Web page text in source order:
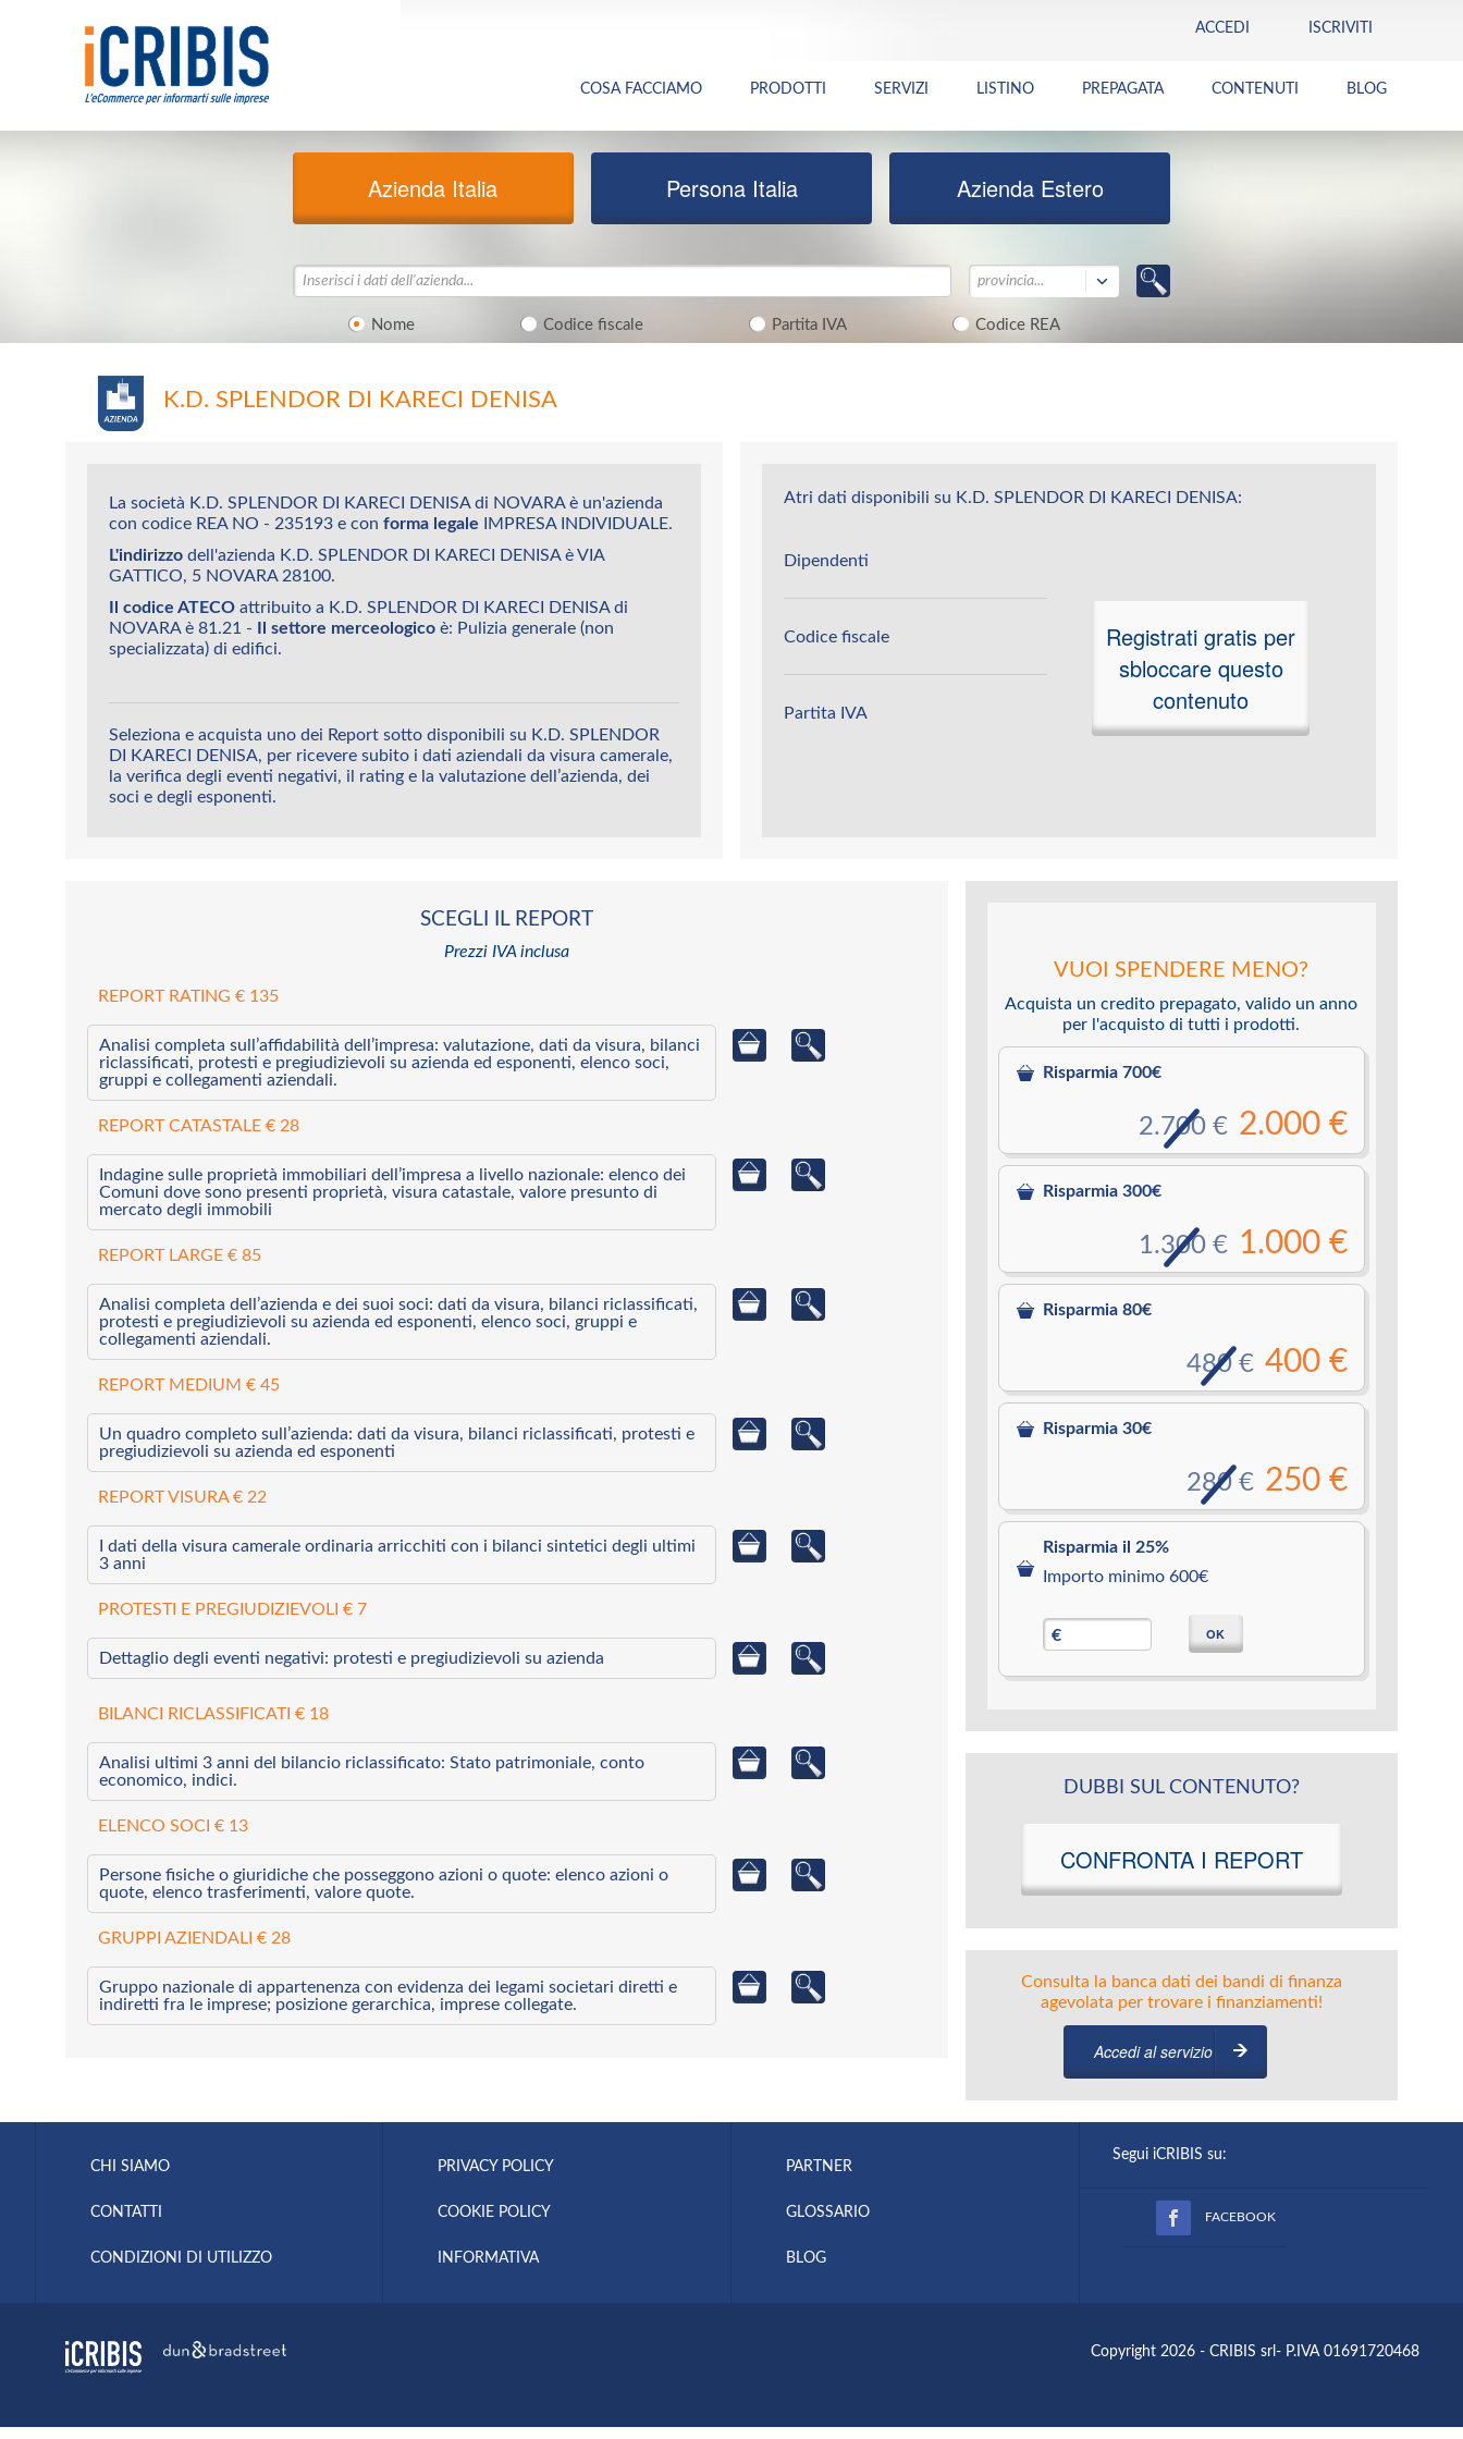
ACCEDI ISCRIVITI
COSA FACCIAMO PRODOTTI SERVIZI LISTINO PREPAGATA CONTENUTI BLOG
Azienda Italia Persona Italia Azienda Estero
Nome Codice fiscale Partita IVA Codice REA
provincia...
K.D. SPLENDOR DI KARECI DENISA
La società K.D. SPLENDOR DI KARECI DENISA di NOVARA è un'azienda
con codice REA NO - 235193 e con forma legale IMPRESA INDIVIDUALE.
L'indirizzo dell'azienda K.D. SPLENDOR DI KARECI DENISA è VIA
GATTICO, 5 NOVARA 28100.
Il codice ATECO attribuito a K.D. SPLENDOR DI KARECI DENISA di
NOVARA è 81.21 -
Il settore merceologico è: Pulizia generale (non
specializzata) di edifici.
Seleziona e acquista uno dei Report sotto disponibili su K.D. SPLENDOR
DI KARECI DENISA, per ricevere subito i dati aziendali da visura camerale,
la verifica degli eventi negativi, il rating e la valutazione dell’azienda, dei
soci e degli esponenti.
Atri dati disponibili su K.D. SPLENDOR DI KARECI DENISA:
Dipendenti
Codice fiscale
Partita IVA
Registrati gratis per
sbloccare questo
contenuto
SCEGLI IL REPORT
Prezzi IVA inclusa
REPORT RATING € 135
Analisi completa sull’affidabilità dell’impresa: valutazione, dati da visura, bilanci
riclassificati, protesti e pregiudizievoli su azienda ed esponenti, elenco soci,
gruppi e collegamenti aziendali.
REPORT CATASTALE € 28
Indagine sulle proprietà immobiliari dell’impresa a livello nazionale: elenco dei
Comuni dove sono presenti proprietà, visura catastale, valore presunto di
mercato degli immobili
REPORT LARGE € 85
Analisi completa dell’azienda e dei suoi soci: dati da visura, bilanci riclassificati,
protesti e pregiudizievoli su azienda ed esponenti, elenco soci, gruppi e
collegamenti aziendali.
REPORT MEDIUM € 45
Un quadro completo sull’azienda: dati da visura, bilanci riclassificati, protesti e
pregiudizievoli su azienda ed esponenti
REPORT VISURA € 22
I dati della visura camerale ordinaria arricchiti con i bilanci sintetici degli ultimi
3 anni
PROTESTI E PREGIUDIZIEVOLI € 7
Dettaglio degli eventi negativi: protesti e pregiudizievoli su azienda
BILANCI RICLASSIFICATI € 18
Analisi ultimi 3 anni del bilancio riclassificato: Stato patrimoniale, conto
economico, indici.
ELENCO SOCI € 13
Persone fisiche o giuridiche che posseggono azioni o quote: elenco azioni o
quote, elenco trasferimenti, valore quote.
GRUPPI AZIENDALI € 28
Gruppo nazionale di appartenenza con evidenza dei legami societari diretti e
indiretti fra le imprese; posizione gerarchica, imprese collegate.
VUOI SPENDERE MENO?
Acquista un credito prepagato, valido un anno
per l'acquisto di tutti i prodotti.
Risparmia 700€
2.000 €
2.700 €
Risparmia 300€
1.000 €
1.300 €
Risparmia 80€
400 €
480 €
Risparmia 30€
250 €
280 €
Risparmia il 25%
Importo minimo 600€
€ OK
DUBBI SUL CONTENUTO?
CONFRONTA I REPORT
Consulta la banca dati dei bandi di finanza
agevolata per trovare i finanziamenti!
Accedi al servizio
CHI SIAMO
CONTATTI
CONDIZIONI DI UTILIZZO
PRIVACY POLICY
COOKIE POLICY
INFORMATIVA
PARTNER
GLOSSARIO
BLOG
Segui iCRIBIS su:
FACEBOOK
Copyright 2026 - CRIBIS srl- P.IVA 01691720468